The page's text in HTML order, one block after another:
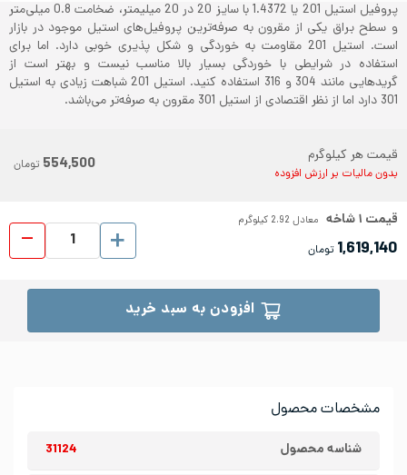
مشخصات محصول
شناسه محصول 31124
پروفیل استیل 201 یا 1.4372 با سایز 20 در 20 میلیمتر، ضخامت 0.8 میلی‌متر
و سطح براق یکی از مقرون به صرفه‌ترین پروفیل‌های استیل موجود در بازار
است. استیل 201 مقاومت به خوردگی و شکل پذیری خوبی دارد. اما برای
استفاده در شرایطی با خوردگی بسیار بالا مناسب نیست و بهتر است از
گریدهایی مانند 304 و 316 استفاده کنید. استیل 201 شباهت زیادی به استیل
301 دارد اما از نظر اقتصادی از استیل 301 مقرون به صرفه‌تر می‌باشد.
قیمت هر کیلوگرم
بدون مالیات بر ارزش افزوده 554,500 تومان
قیمت ۱شاخه معادل2.92 کیلوگرم
1,619,140 تومان
افزودن به سبد خرید